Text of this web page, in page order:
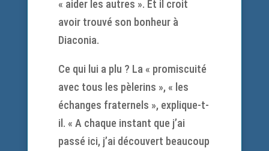
« aider les autres ». Et il croit
avoir trouvé son bonheur à
Diaconia.
Ce qui lui a plu ? La « promiscuité
avec tous les pèlerins », « les
échanges fraternels », explique-t-
il. « A chaque instant que j’ai
passé ici, j’ai découvert beaucoup